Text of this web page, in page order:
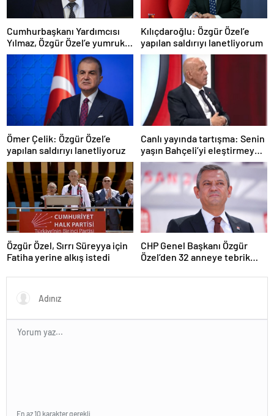
Cumhurbaşkanı Yardımcısı
Yılmaz, Özgür Özel’e yumruklu
saldırıyı kınadı
Kılıçdaroğlu: Özgür Özel’e
yapılan saldırıyı lanetliyorum
Ömer Çelik: Özgür Özel’e
yapılan saldırıyı lanetliyoruz
Canlı yayında tartışma: Senin
yaşın Bahçeli’yi eleştirmeye
yetmez
Özgür Özel, Sırrı Süreyya için
Fatiha yerine alkış istedi
CHP Genel Başkanı Özgür
Özel’den 32 anneye tebrik
En az 10 karakter gerekli